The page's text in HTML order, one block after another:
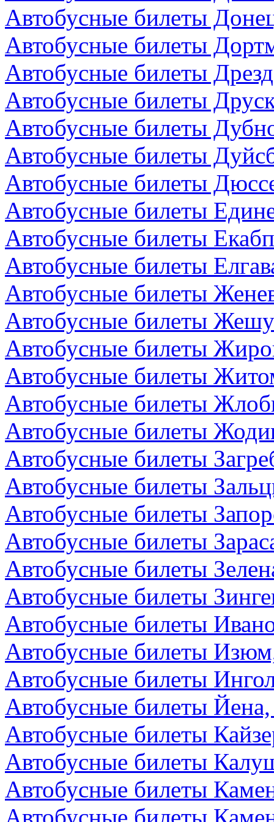
Автобусные билеты
Автобусные билеты
Автобусные билеты
Автобусные билеты
Автобусные билеты
Автобусные билеты
Автобусные билеты
Автобусные билеты
Автобусные билеты
Автобусные билеты
Автобусные билеты
Автобусные билеты
Автобусные билеты
Автобусные билеты
Автобусные билеты
Автобусные билеты
Автобусные билеты
Автобусные билеты
Автобусные билеты
Автобусные билеты
Автобусные билеты
Автобусные билеты
Автобусные билеты
Автобусные билеты
Автобусные билеты
Автобусные билеты
Автобусные билеты
Автобусные билеты
Автобусные билеты
Автобусные билеты